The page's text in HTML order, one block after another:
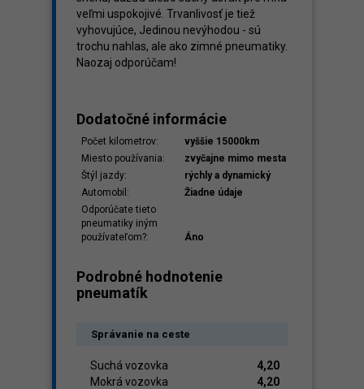
veľmi uspokojivé. Trvanlivosť je tiež
vyhovujúce, Jedinou nevýhodou - sú
trochu nahlas, ale ako zimné pneumatiky.
Naozaj odporúčam!
Dodatočné informácie
Počet kilometrov:
vyššie 15000km
Miesto používania:
zvyčajne mimo mesta
Štýl jazdy:
rýchly a dynamický
Automobil:
Žiadne údaje
Odporúčate tieto
pneumatiky iným
používateľom?:
Áno
Podrobné hodnotenie
pneumatík
Správanie na ceste
Suchá vozovka
4,20
Mokrá vozovka
4,20